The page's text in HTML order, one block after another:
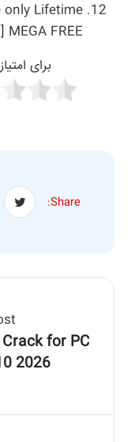
only Lifetime
MEGA FREE
برای
Share:
for PC
2026